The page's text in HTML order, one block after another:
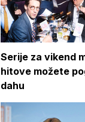
Serije za vikend
hitove možete
dahu